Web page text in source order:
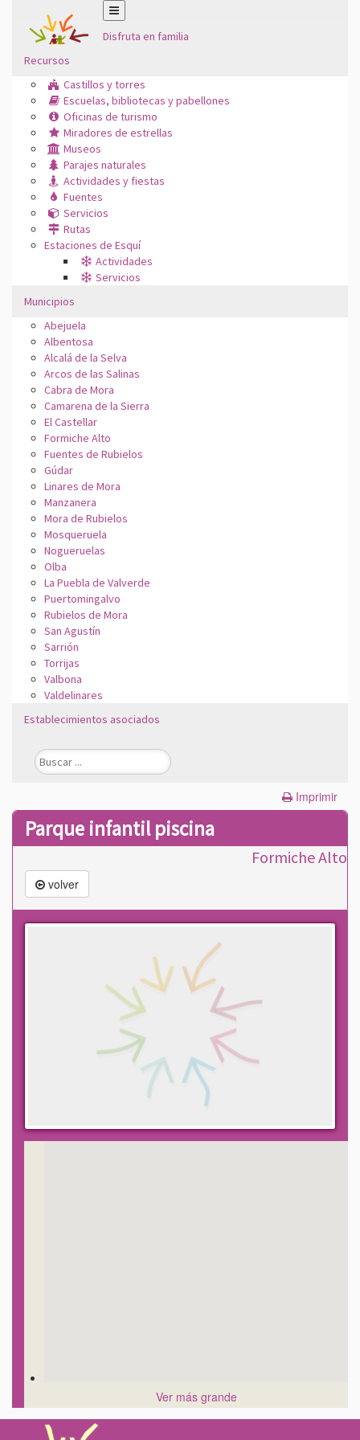
Disfruta en familia
Recursos
Castillos y torres
Escuelas, bibliotecas y pabellones
Oficinas de turismo
Miradores de estrellas
Museos
Parajes naturales
Actividades y fiestas
Fuentes
Servicios
Rutas
Estaciones de Esquí
Actividades
Servicios
Municipios
Abejuela
Albentosa
Alcalá de la Selva
Arcos de las Salinas
Cabra de Mora
Camarena de la Sierra
El Castellar
Formiche Alto
Fuentes de Rubielos
Gúdar
Linares de Mora
Manzanera
Mora de Rubielos
Mosqueruela
Nogueruelas
Olba
La Puebla de Valverde
Puertomingalvo
Rubielos de Mora
San Agustín
Sarrión
Torrijas
Valbona
Valdelinares
Establecimientos asociados
Imprimir
Parque infantil piscina
Formiche Alto
volver
Ver más grande